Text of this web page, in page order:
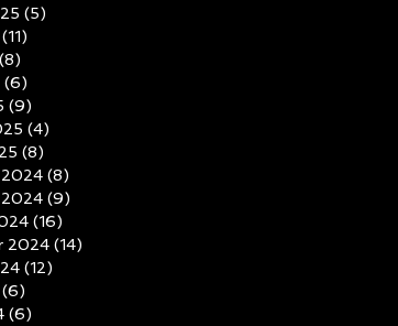
(5)
(11)
(8)
(6)
(9)
(4)
(8)
2024 (8)
2024 (9)
(16)
2024 (14)
(12)
(6)
(6)